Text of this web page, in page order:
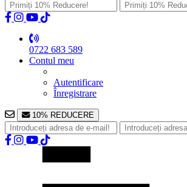
0722 683 589
Contul meu
Autentificare
Înregistrare
10% REDUCERE